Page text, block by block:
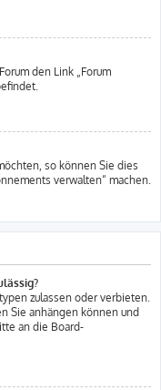
den Link „Forum
so können Sie dies
verwalten“ machen.
zulassen oder verbieten.
Sie anhängen können und
an die Board-